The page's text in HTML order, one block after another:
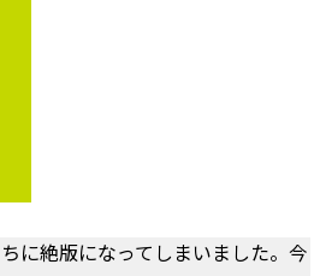
に絶版になってしまいました。今